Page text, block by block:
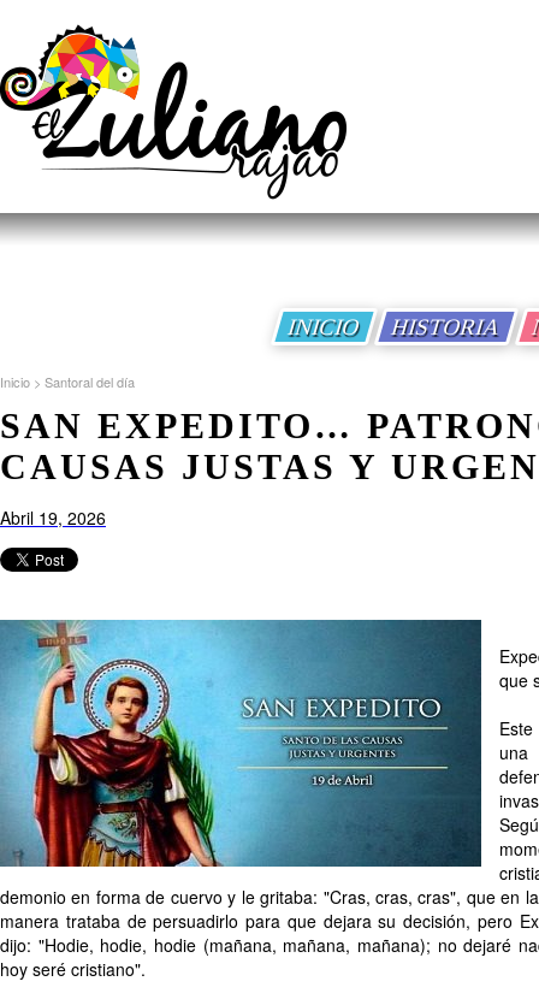
INICIO HISTORIA
SAN EXPEDITO…
CAUSAS JUSTAS Y
Inicio > Santoral del día
Abril 19, 2026
que
una
demonio en forma de cuervo y le gritaba: "Cras, cras, cras", que en
manera trataba de persuadirlo para que dejara su decisión, pero
dijo: "Hodie, hodie, hodie (mañana, mañana, mañana); no dejaré
hoy seré cristiano".